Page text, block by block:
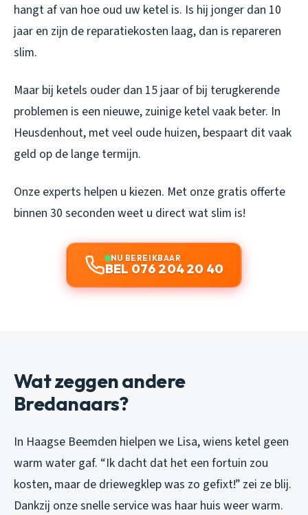
hangt af van hoe oud uw ketel is. Is hij jonger dan 10
jaar en zijn de reparatiekosten laag, dan is repareren
slim.
Maar bij ketels ouder dan 15 jaar of bij terugkerende
problemen is een nieuwe, zuinige ketel vaak beter. In
Heusdenhout, met veel oude huizen, bespaart dit vaak
geld op de lange termijn.
Onze experts helpen u kiezen. Met onze gratis offerte
binnen 30 seconden weet u direct wat slim is!
NU BEREIKBAAR
BEL 076 204 20 40
Wat zeggen andere
Bredanaars?
In Haagse Beemden hielpen we Lisa, wiens ketel geen
warm water gaf. “Ik dacht dat het een fortuin zou
kosten, maar de driewegklep was zo gefixt!” zei ze blij.
Dankzij onze snelle service was haar huis weer warm.